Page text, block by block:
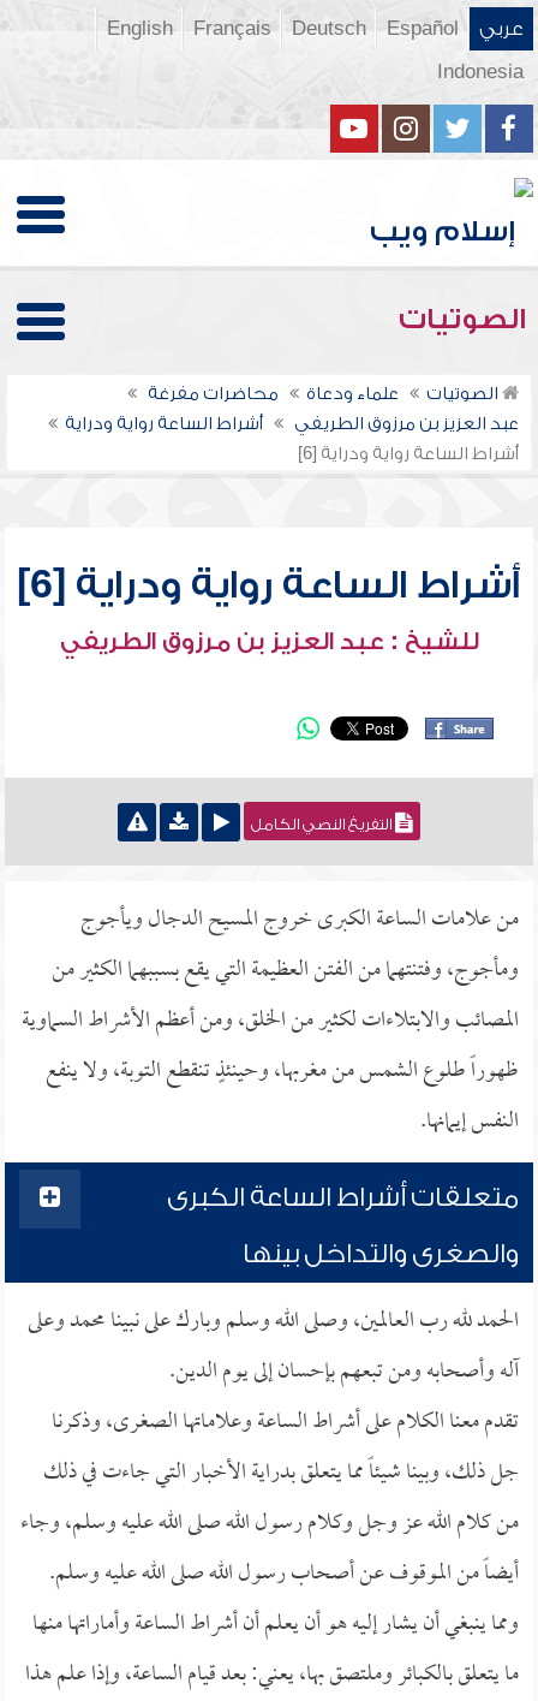
عربي Español
Deutsch
Français
English
Indonesia
الصوتيات
الصوتيات علماء ودعاة
محاضرات مفرغة
عبد العزيز بن مرزوق الطريفي
أشراط الساعة رواية ودراية
أشراط الساعة رواية ودراية [6]
أشراط الساعة رواية ودراية [6]
للشيخ : عبد العزيز بن مرزوق الطريفي
التفريغ النصي الكامل
من علامات الساعة الكبرى خروج المسيح الدجال ويأجوج
ومأجوج، وفتنتهما من الفتن العظيمة التي يقع بسببهما الكثير من
المصائب والابتلاءات لكثير من الخلق، ومن أعظم الأشراط السماوية
ظهوراً طلوع الشمس من مغربها، وحينئذٍ تنقطع التوبة، ولا ينفع
النفس إيمانها.
متعلقات أشراط الساعة الكبرى
والصغرى والتداخل بينها
الحمد لله رب العالمين، وصلى الله وسلم وبارك على نبينا محمد وعلى
آله وأصحابه ومن تبعهم بإحسان إلى يوم الدين.
تقدم معنا الكلام على أشراط الساعة وعلاماتها الصغرى، وذكرنا
جل ذلك، وبينا شيئاً مما يتعلق بدراية الأخبار التي جاءت في ذلك
من كلام الله عز وجل وكلام رسول الله صلى الله عليه وسلم، وجاء
أيضاً من الموقوف عن أصحاب رسول الله صلى الله عليه وسلم.
ومما ينبغي أن يشار إليه هو أن يعلم أن أشراط الساعة وأماراتها منها
ما يتعلق بالكبائر وملتصق بها، يعني: بعد قيام الساعة، وإذا علم هذا